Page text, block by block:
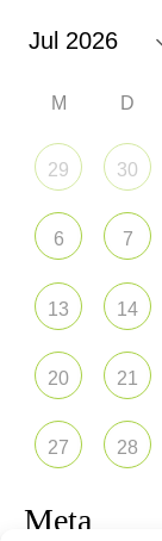
M D
29 30
6 7
13 14
20 21
27 28
Meta